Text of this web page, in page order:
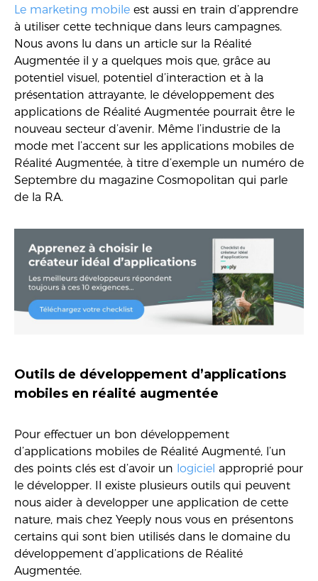
Le marketing mobile est aussi en train d’apprendre
à utiliser cette technique dans leurs campagnes.
Nous avons lu dans un article sur la Réalité
Augmentée il y a quelques mois que, grâce au
potentiel visuel, potentiel d’interaction et à la
présentation attrayante, le développement des
applications de Réalité Augmentée pourrait être le
nouveau secteur d’avenir. Même l’industrie de la
mode met l’accent sur les applications mobiles de
Réalité Augmentée, à titre d’exemple un numéro de
Septembre du magazine Cosmopolitan qui parle
de la RA.
Outils de développement d’applications
mobiles en réalité augmentée
Pour effectuer un bon développement
d’applications mobiles de Réalité Augmenté, l’un
des points clés est d’avoir un logiciel approprié pour
le développer. Il existe plusieurs outils qui peuvent
nous aider à developper une application de cette
nature, mais chez Yeeply nous vous en présentons
certains qui sont bien utilisés dans le domaine du
développement d’applications de Réalité
Augmentée.